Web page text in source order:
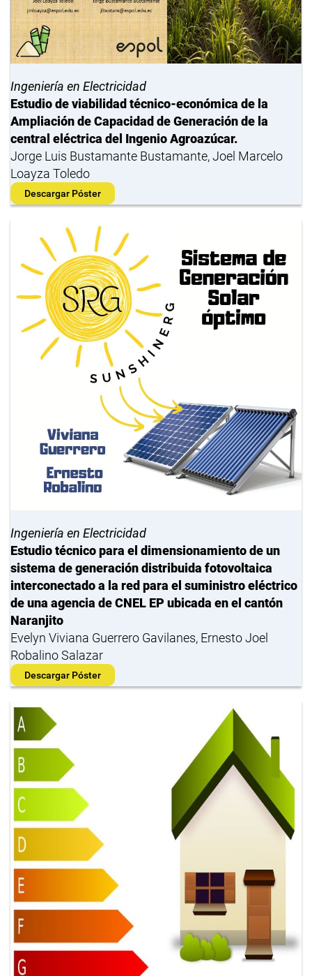
Ingeniería en Electricidad
Estudio de viabilidad técnico-económica de la
Ampliación de Capacidad de Generación de la
central eléctrica del Ingenio Agroazúcar.
Jorge Luis Bustamante Bustamante, Joel Marcelo
Loayza Toledo
Descargar Póster
Ingeniería en Electricidad
Estudio técnico para el dimensionamiento de un
sistema de generación distribuida fotovoltaica
interconectado a la red para el suministro eléctrico
de una agencia de CNEL EP ubicada en el cantón
Naranjito
Evelyn Viviana Guerrero Gavilanes, Ernesto Joel
Robalino Salazar
Descargar Póster